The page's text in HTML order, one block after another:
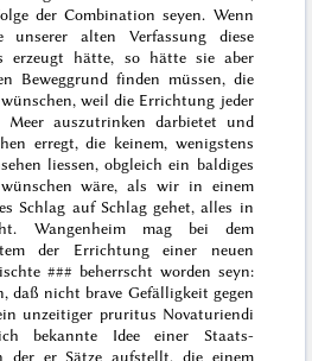
der Combination seyen. Wenn
alten Verfassung diese
erzeugt hätte, so hätte sie aber
Beweggrund finden müssen, die
weil die Errichtung jeder
Meer auszutrinken darbietet und
erregt, die keinem, wenigstens
liessen, obgleich ein baldiges
wäre, als wir in einem
Schlag auf Schlag gehet, alles in
Wangenheim mag bei dem
der Errichtung einer neuen
### beherrscht worden seyn:
daß nicht brave Gefälligkeit gegen
unzeitiger pruritus Novaturiendi
bekannte Idee einer Staats-
der er Sätze aufstellt, die einem